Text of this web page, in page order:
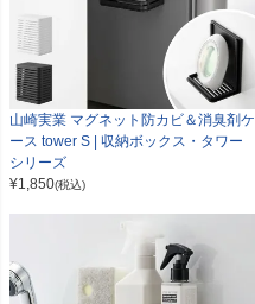
山崎実業 マグネット防カビ＆消臭剤ケ
ース tower S | 収納ボックス・タワー
シリーズ
¥1,850(税込)